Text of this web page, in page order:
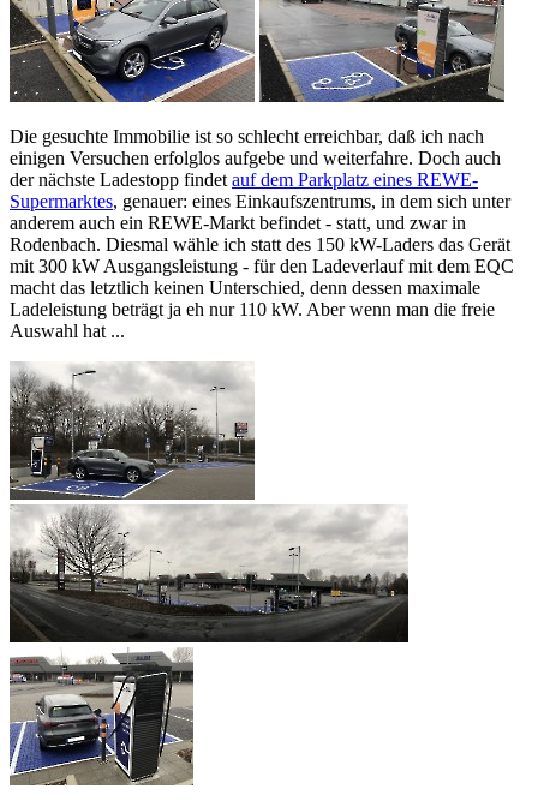
Die gesuchte Immobilie ist so schlecht erreichbar, daß ich nach
einigen Versuchen erfolglos aufgebe und weiterfahre. Doch auch
der nächste Ladestopp findet auf dem Parkplatz eines REWE-
Supermarktes, genauer: eines Einkaufszentrums, in dem sich unter
anderem auch ein REWE-Markt befindet - statt, und zwar in
Rodenbach. Diesmal wähle ich statt des 150 kW-Laders das Gerät
mit 300 kW Ausgangsleistung - für den Ladeverlauf mit dem EQC
macht das letztlich keinen Unterschied, denn dessen maximale
Ladeleistung beträgt ja eh nur 110 kW. Aber wenn man die freie
Auswahl hat ...